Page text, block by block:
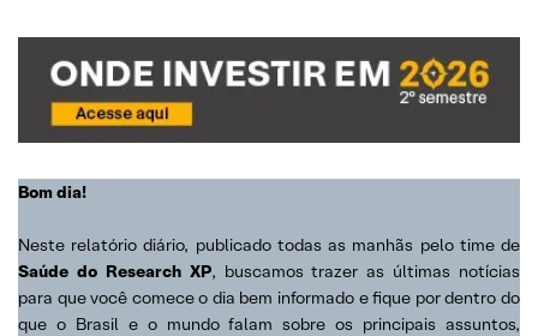
Bom dia!
Neste relatório diário, publicado todas as manhãs pelo time de
Saúde do Research XP, buscamos trazer as últimas notícias
para que você comece o dia bem informado e fique por dentro do
que o Brasil e o mundo falam sobre os principais assuntos,